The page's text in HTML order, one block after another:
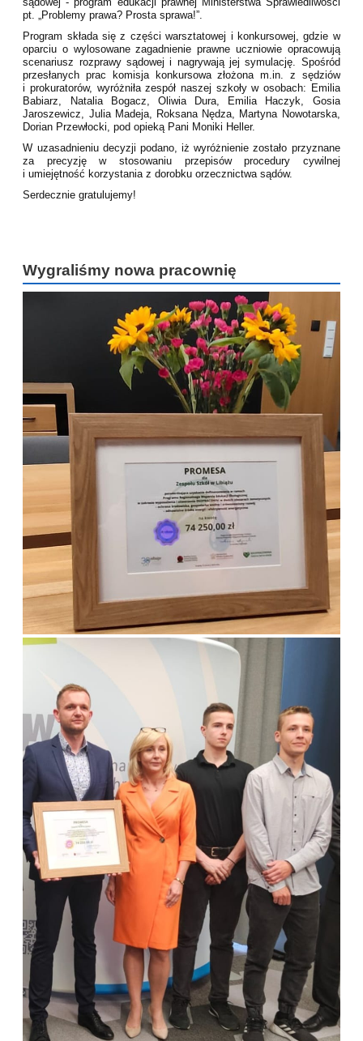
pt. „Problemy prawa? Prosta sprawa!”.
Program składa się z części warsztatowej i konkursowej, gdzie w
oparciu o wylosowane zagadnienie prawne uczniowie opracowują
scenariusz rozprawy sądowej i nagrywają jej symulację. Spośród
przesłanych prac komisja konkursowa złożona m.in. z sędziów
i prokuratorów, wyróżniła zespół naszej szkoły w osobach: Emilia
Babiarz, Natalia Bogacz, Oliwia Dura, Emilia Haczyk, Gosia
Jaroszewicz, Julia Madeja, Roksana Nędza, Martyna Nowotarska,
Dorian Przewłocki, pod opieką Pani Moniki Heller.
W uzasadnieniu decyzji podano, iż wyróżnienie zostało przyznane
za precyzję w stosowaniu przepisów procedury cywilnej
i umiejętność korzystania z dorobku orzecznictwa sądów.
Serdecznie gratulujemy!
Wygraliśmy nowa pracownię